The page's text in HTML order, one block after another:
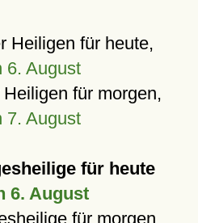
Heiligen für heute,
6. August
für morgen,
7. August
für heute
6. August
für morgen